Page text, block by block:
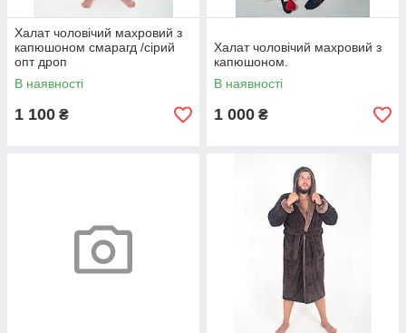
Халат чоловічий махровий з
капюшоном смарагд /сірий
опт дроп
В наявності
1 100 ₴
Халат чоловічий махровий з
капюшоном.
В наявності
1 000 ₴